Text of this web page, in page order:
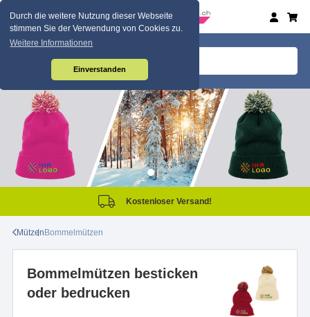
Durch die weitere Nutzung dieser Webseite
stimmen Sie der Verwendung von Cookies zu.
Weitere Informationen
Einverstanden
Kostenloser Versand!
MützenBommelmützen
Bommelmützen besticken
oder bedrucken